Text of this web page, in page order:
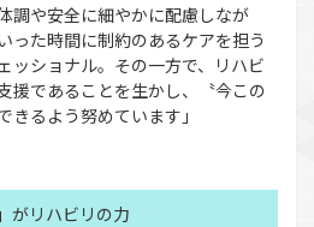
調や安全に細やかに配慮しなが
った時間に制約のあるケアを担う
ッショナル。その一方で、リハビ
援であることを生かし、〝今この
るよう努めています」
がリハビリの力